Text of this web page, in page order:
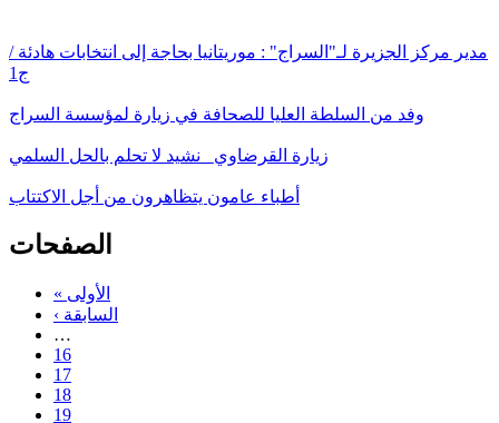
مدير مركز الجزيرة لـ"السراج" : موريتانيا بحاجة إلى انتخابات هادئة /
ج1
وفد من السلطة العليا للصحافة في زيارة لمؤسسة السراج
زيارة القرضاوي_ نشيد لا تحلم بالحل السلمي
أطباء عامون يتظاهرون من أجل الاكتتاب
الصفحات
« الأولى
‹ السابقة
…
16
17
18
19